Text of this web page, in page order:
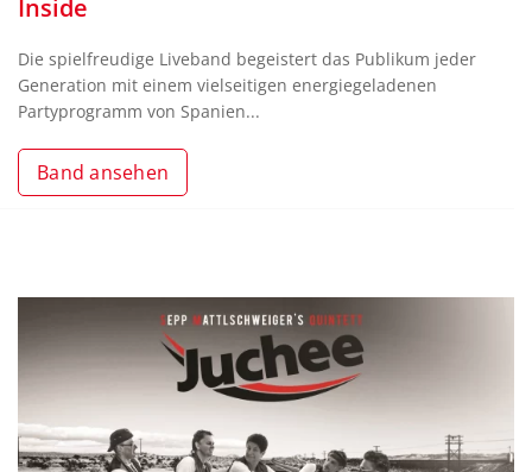
Inside
Die spielfreudige Liveband begeistert das Publikum jeder
Generation mit einem vielseitigen energiegeladenen
Partyprogramm von Spanien...
Band ansehen